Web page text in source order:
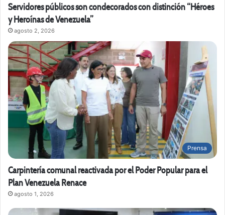
Servidores públicos son condecorados con distinción “Héroes
y Heroínas de Venezuela”
agosto 2, 2026
Prensa
Carpintería comunal reactivada por el Poder Popular para el
Plan Venezuela Renace
agosto 1, 2026